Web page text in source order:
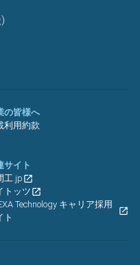
の皆様へ
利用約款
サイト
工.jp
トッツ
Technology キャリア採用
ト